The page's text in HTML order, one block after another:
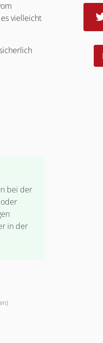
vielleicht
bei der
in der